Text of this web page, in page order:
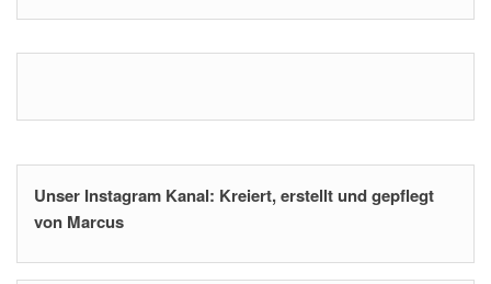
Unser Instagram Kanal: Kreiert, erstellt und gepflegt
von Marcus